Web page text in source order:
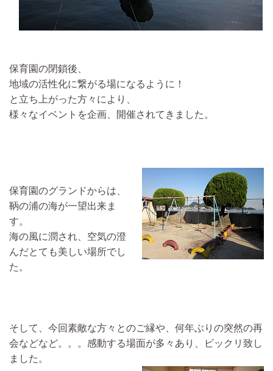
保育園の閉鎖後、
地域の活性化に繋がる場になるように！
と立ち上がった方々により、
様々なイベントを企画、開催されてきました。
保育園のグランドからは、
鞆の浦の海が一望出来ま
す。
海の風に潤され、空気の澄
んだとても美しい場所でし
た。
そして、今回素敵な方々とのご縁や、何年ぶりの突然の再
会などなど。。。感動する場面が多々あり、ビックリ致し
ました。